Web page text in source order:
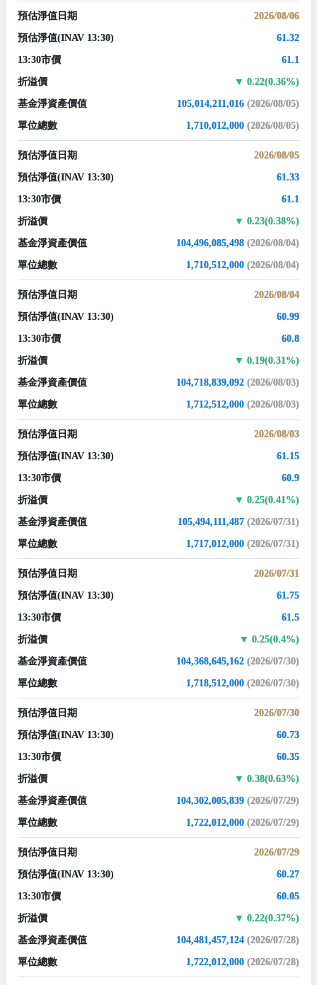
預估淨值日期 2026/08/06
預估淨值(INAV 13:30) 61.32
13:30市價 61.1
折溢價 0.22(0.36%)
基金淨資產價值 105,014,211,016 (2026/08/05)
單位總數 1,710,012,000 (2026/08/05)
預估淨值日期 2026/08/05
預估淨值(INAV 13:30) 61.33
13:30市價 61.1
折溢價 0.23(0.38%)
基金淨資產價值 104,496,085,498 (2026/08/04)
單位總數 1,710,512,000 (2026/08/04)
預估淨值日期 2026/08/04
預估淨值(INAV 13:30) 60.99
13:30市價 60.8
折溢價 0.19(0.31%)
基金淨資產價值 104,718,839,092 (2026/08/03)
單位總數 1,712,512,000 (2026/08/03)
預估淨值日期 2026/08/03
預估淨值(INAV 13:30) 61.15
13:30市價 60.9
折溢價 0.25(0.41%)
基金淨資產價值 105,494,111,487 (2026/07/31)
單位總數 1,717,012,000 (2026/07/31)
預估淨值日期 2026/07/31
預估淨值(INAV 13:30) 61.75
13:30市價 61.5
折溢價 0.25(0.4%)
基金淨資產價值 104,368,645,162 (2026/07/30)
單位總數 1,718,512,000 (2026/07/30)
預估淨值日期 2026/07/30
預估淨值(INAV 13:30) 60.73
13:30市價 60.35
折溢價 0.38(0.63%)
基金淨資產價值 104,302,005,839 (2026/07/29)
單位總數 1,722,012,000 (2026/07/29)
預估淨值日期 2026/07/29
預估淨值(INAV 13:30) 60.27
13:30市價 60.05
折溢價 0.22(0.37%)
基金淨資產價值 104,481,457,124 (2026/07/28)
單位總數 1,722,012,000 (2026/07/28)